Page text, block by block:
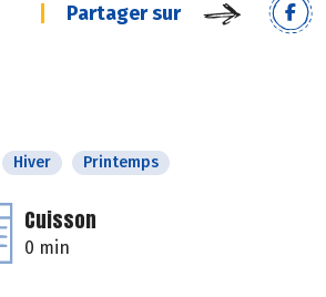
Partager sur
Hiver Printemps
Cuisson
0 min